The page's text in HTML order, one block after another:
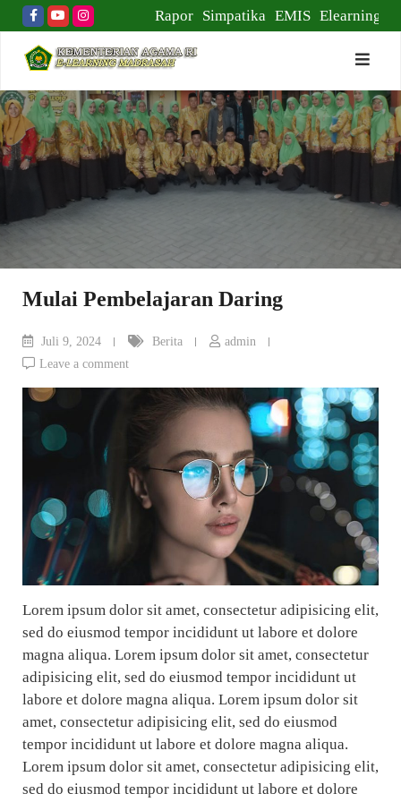
Skip
to
content
Rapor Simpatika EMIS Elearning
Mulai Pembelajaran Daring
Juli 9, 2024 Berita
admin
Leave a comment
Lorem ipsum dolor sit amet, consectetur adipisicing elit,
sed do eiusmod tempor incididunt ut labore et dolore
magna aliqua. Lorem ipsum dolor sit amet, consectetur
adipisicing elit, sed do eiusmod tempor incididunt ut
labore et dolore magna aliqua. Lorem ipsum dolor sit
amet, consectetur adipisicing elit, sed do eiusmod
tempor incididunt ut labore et dolore magna aliqua.
Lorem ipsum dolor sit amet, consectetur adipisicing elit,
sed do eiusmod tempor incididunt ut labore et dolore